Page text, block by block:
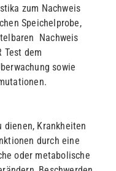
zum Nachweis
Speichelprobe,
Nachweis
Test dem
sowie
Krankheiten
durch eine
oder metabolische